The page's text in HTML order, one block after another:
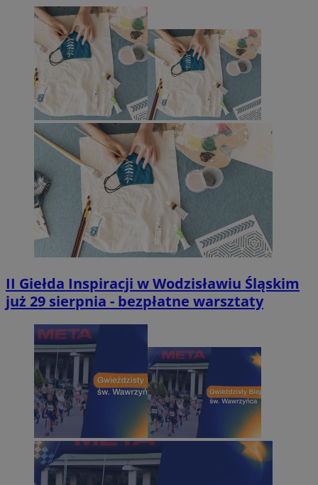
II Giełda Inspiracji w Wodzisławiu Śląskim
już 29 sierpnia - bezpłatne warsztaty